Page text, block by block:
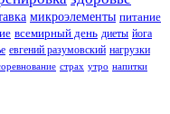
микроэлементы питание
всемирный день диеты йога
евгений разумовский нагрузки
страх утро напитки